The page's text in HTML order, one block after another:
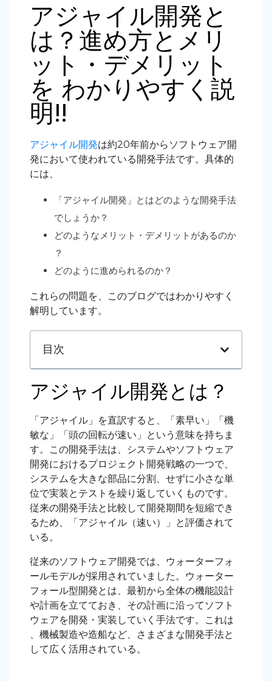
アジャイル開発と
は？進め方とメリ
ット・デメリット
を わかりやすく説
明!!
アジャイル開発は約20年前からソフトウェア開
発において使われている開発手法です。 具体的
には、
「アジャイル開発」とはどのような開発手法
でしょうか？
どのようなメリット・デメリットがあるのか
？
どのように進められるのか？
これらの問題を、このブログではわかりやすく
解明しています。
目次
アジャイル開発とは？
「アジャイル」を直訳すると、「素早い」「機
敏な」「頭の回転が速い」という意味を持ちま
す。この開発手法は、システムやソフトウェア
開発におけるプロジェクト開発戦略の一つで、
システムを大きな部品に分割、せずに小さな単
位で実装とテストを繰り返していくものです。
従来の開発手法と比較して開発期間を短縮でき
るため、「アジャイル（速い）」と評価されて
いる。
従来のソフトウェア開発では、ウォーターフォ
ールモデルが採用されていました。ウォーター
フォール型開発とは、最初から全体の機能設計
や計画を立てておき、その計画に沿ってソフト
ウェアを開発・実装していく手法です。これは
、機械製造や造船など、さまざまな開発手法と
して広く活用されている。